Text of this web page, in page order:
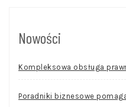
Nowości
Kompleksowa obsługa
Poradniki biznesowe